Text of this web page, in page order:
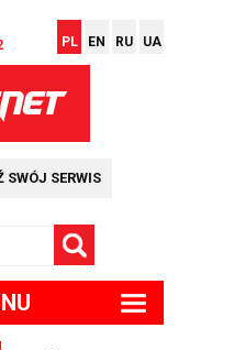
PL EN RU UA
SWÓJ SERWIS